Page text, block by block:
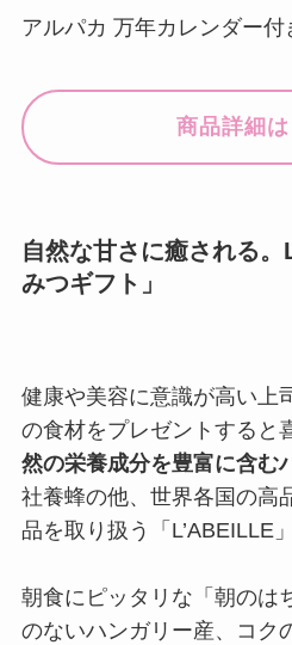
アルパカ 万年カレンダー
商品詳細
自然な甘さに癒される。
みつギフト」
健康や美容に意識が高い上
の食材をプレゼントすると
然の栄養成分を豊富に含む
社養蜂の他、世界各国の高
品を取り扱う「L’ABEILLE
朝食にピッタリな「朝のは
のないハンガリー産、コク